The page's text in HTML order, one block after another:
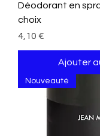
Déodorant en
choix
Prix
4,10 €
Ajouter
Nouveauté